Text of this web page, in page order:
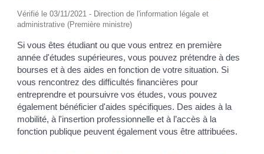
Vérifié le 03/11/2021 - Direction de l'information légale et
administrative (Première ministre)
Si vous êtes étudiant ou que vous entrez en première
année d'études supérieures, vous pouvez prétendre à des
bourses et à des aides en fonction de votre situation. Si
vous rencontrez des difficultés financières pour
entreprendre et poursuivre vos études, vous pouvez
également bénéficier d'aides spécifiques. Des aides à la
mobilité, à l'insertion professionnelle et à l’accès à la
fonction publique peuvent également vous être attribuées.